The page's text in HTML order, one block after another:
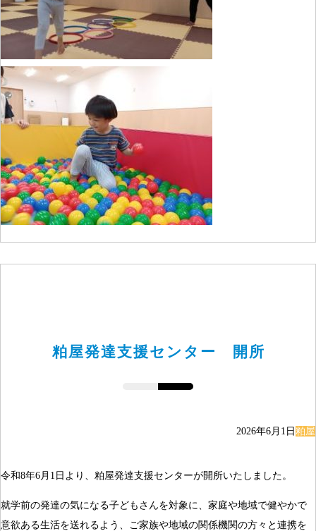
粕屋発達支援センター 開所
2026年6月1日粕屋
令和8年6月1日より、粕屋発達支援センターが開所いたしました。
就学前の発達の気になる子どもさんを対象に、家庭や地域で健やかで
意欲ある生活を送れるよう、ご家族や地域の関係機関の方々と連携を